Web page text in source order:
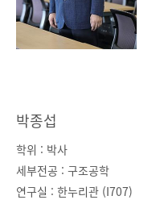
박종섭
학위 : 박사
세부전공 : 구조공학
연구실 : 한누리관 (I707)